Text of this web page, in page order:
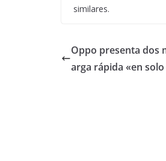
similares.
Oppo presenta dos
arga rápida «en